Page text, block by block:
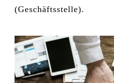
(Geschäftsstelle).